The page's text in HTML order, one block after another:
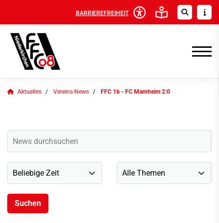
BARRIEREFREIHEIT
Aktuelles Vereins-News FFC 1b - FC Marnheim 2:0